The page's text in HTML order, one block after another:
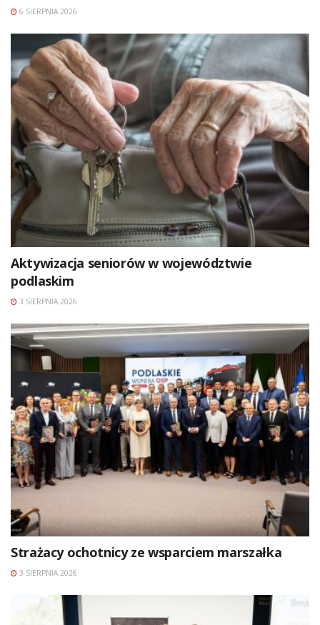
6 SIERPNIA 2026
Aktywizacja seniorów w województwie
podlaskim
3 SIERPNIA 2026
Strażacy ochotnicy ze wsparciem marszałka
3 SIERPNIA 2026